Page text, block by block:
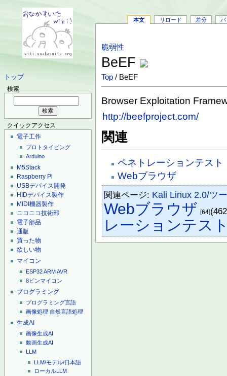
トップ
検索
クイックアクセス
電子工作
プロトタイピング
Arduino
M5Stack
Raspberry Pi
USBデバイス開発
HIDデバイス製作
MIDI機器製作
ニコニコ技術部
電子部品
通販
買った物
欲しい物
マイコン
ESP32ARMAVR
8ピンマイコン
プログラミング
プログラミング言語
画像処理 自然言語処理
生成AI
画像生成AI
動画生成AI
LLM
LLM/モデル/日本語
ローカルLLM
本文 リロード 差分 バ
脆弱性
BeEF
Top / BeEF
Browser Exploitation
http://beefproject.com/
関連
ペネトレーションテスト
Webブラウザ
関連ページ: Kali Linux 2.0/ツ
Webブラウザ [64]
レーションテス